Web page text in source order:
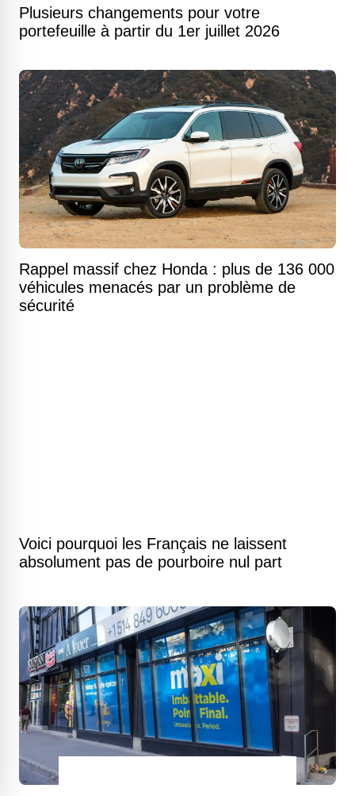
Plusieurs changements pour votre
portefeuille à partir du 1er juillet 2026
Rappel massif chez Honda : plus de 136 000
véhicules menacés par un problème de
sécurité
Voici pourquoi les Français ne laissent
absolument pas de pourboire nul part